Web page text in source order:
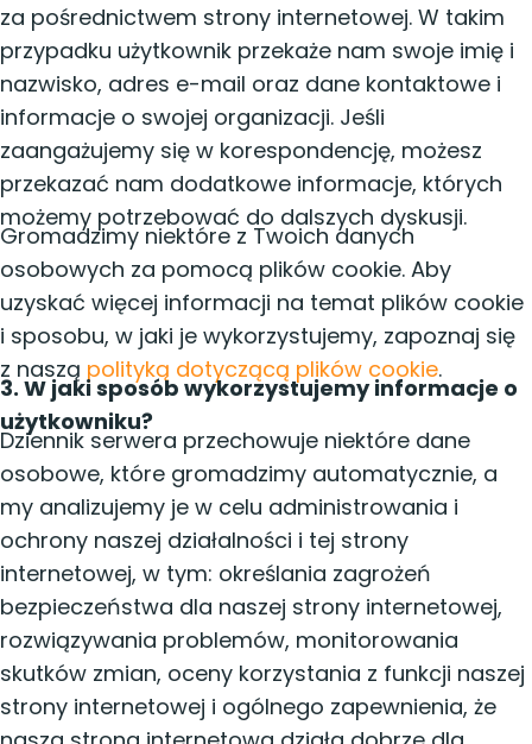
za pośrednictwem strony internetowej. W takim
przypadku użytkownik przekaże nam swoje imię i
nazwisko, adres e-mail oraz dane kontaktowe i
informacje o swojej organizacji. Jeśli
zaangażujemy się w korespondencję, możesz
przekazać nam dodatkowe informacje, których
możemy potrzebować do dalszych dyskusji.
Gromadzimy niektóre z Twoich danych
osobowych za pomocą plików cookie. Aby
uzyskać więcej informacji na temat plików cookie
i sposobu, w jaki je wykorzystujemy, zapoznaj się
z naszą polityką dotyczącą plików cookie.
3. W jaki sposób wykorzystujemy informacje o
użytkowniku?
Dziennik serwera przechowuje niektóre dane
osobowe, które gromadzimy automatycznie, a
my analizujemy je w celu administrowania i
ochrony naszej działalności i tej strony
internetowej, w tym: określania zagrożeń
bezpieczeństwa dla naszej strony internetowej,
rozwiązywania problemów, monitorowania
skutków zmian, oceny korzystania z funkcji naszej
strony internetowej i ogólnego zapewnienia, że